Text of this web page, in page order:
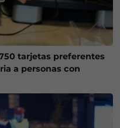
tarjetas preferentes
a personas con